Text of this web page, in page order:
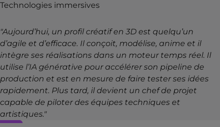
Technologies immersives
"Aujourd’hui, un profil créatif en 3D est quelqu’un
d’agile et d’efficace. Il conçoit, modélise, anime et il
intègre ses réalisations dans un moteur temps réel. Il
utilise l’IA générative pour accélérer son pipeline de
production et est en mesure de faire tester ses idées
rapidement. Plus tard, il devient un chef de projet
capable de piloter des équipes techniques et
artistiques."